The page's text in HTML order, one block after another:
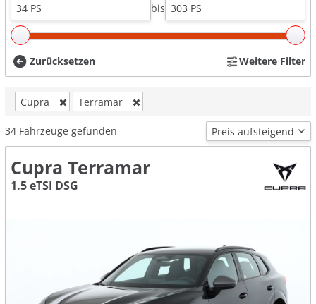
bis
Zurücksetzen Weitere Filter
Cupra Terramar
34 Fahrzeuge gefunden
Cupra Terramar
1.5 eTSI DSG